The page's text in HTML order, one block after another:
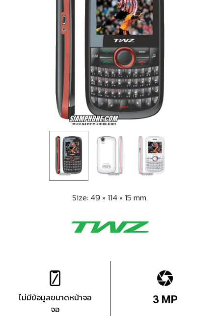
Size: 49 × 114 × 15 mm.
ไม่มีข้อมูลขนาดหน้าจอ
จอ
3 MP